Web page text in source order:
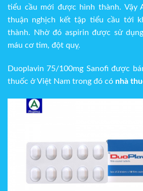
tiểu cầu mới được hình thành. Vậy
thuận nghịch kết tập tiểu cầu tới
thành. Nhờ đó aspirin được sử
máu cơ tim, đột quỵ.
Duoplavin 75/100mg Sanofi được
thuốc ở Việt Nam trong đó có nhà